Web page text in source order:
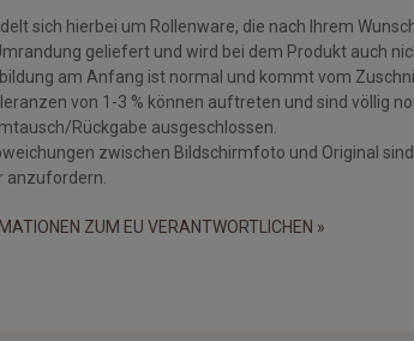
sich hierbei um Rollenware, die nach Ihrem
geliefert und wird bei dem Produkt auch
am Anfang ist normal und kommt vom
von 1-3 % können auftreten und sind völlig
Rückgabe ausgeschlossen.
zwischen Bildschirmfoto und Original
anzufordern.
ZUM EU VERANTWORTLICHEN »